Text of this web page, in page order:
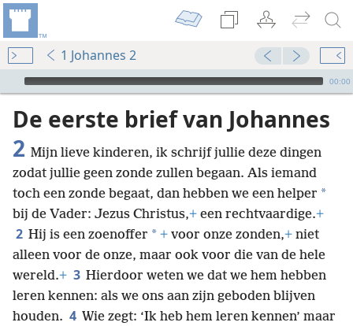
1 Johannes 2
Audio Player
00:00
De eerste brief van Johannes
2 Mijn lieve kinderen, ik schrijf jullie deze dingen
zodat jullie geen zonde zullen begaan. Als iemand
toch een zonde begaat, dan hebben we een helper *
bij de Vader: Jezus Christus,+ een rechtvaardige.+
2 Hij is een zoenoffer * + voor onze zonden,+ niet
alleen voor de onze, maar ook voor die van de hele
wereld.+ 3 Hierdoor weten we dat we hem hebben
leren kennen: als we ons aan zijn geboden blijven
houden. 4 Wie zegt: ‘Ik heb hem leren kennen’ maar